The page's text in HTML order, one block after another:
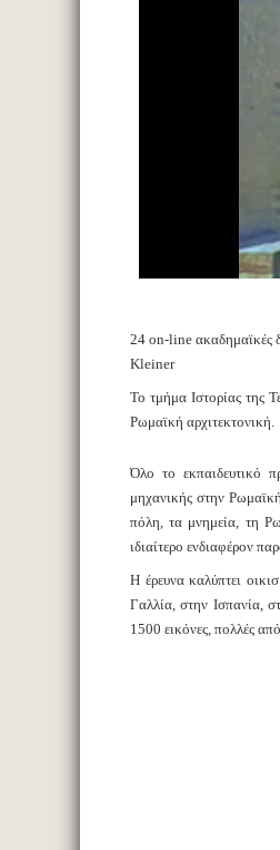
24 on-line ακαδημαϊκές
Kleiner
Το τμήμα Ιστορίας της
Ρωμαϊκή αρχιτεκτονική.
Όλο το εκπαιδευτικό
μηχανικής στην
πόλη, τα μνημεία, τη
ιδιαίτερο ενδιαφέρον
Η έρευνα καλύπτει
Γαλλία, στην Ισπανία,
1500 εικόνες, πολλές